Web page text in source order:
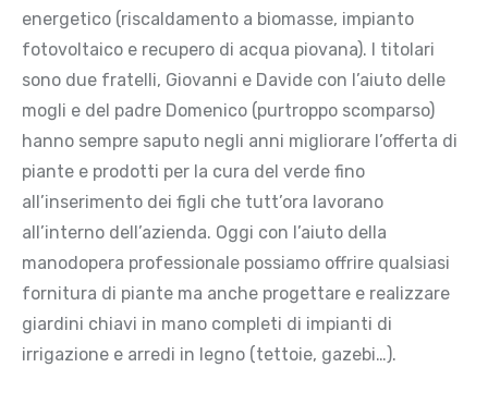
energetico (riscaldamento a biomasse, impianto
fotovoltaico e recupero di acqua piovana). I titolari
sono due fratelli, Giovanni e Davide con l’aiuto delle
mogli e del padre Domenico (purtroppo scomparso)
hanno sempre saputo negli anni migliorare l’offerta di
piante e prodotti per la cura del verde fino
all’inserimento dei figli che tutt’ora lavorano
all’interno dell’azienda. Oggi con l’aiuto della
manodopera professionale possiamo offrire qualsiasi
fornitura di piante ma anche progettare e realizzare
giardini chiavi in mano completi di impianti di
irrigazione e arredi in legno (tettoie, gazebi…).